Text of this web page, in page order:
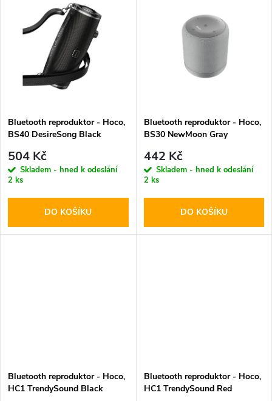
Bluetooth reproduktor - Hoco,
BS40 DesireSong Black
504 Kč
Skladem - hned k odeslání
2 ks
DO KOŠÍKU
Bluetooth reproduktor - Hoco,
BS30 NewMoon Gray
442 Kč
Skladem - hned k odeslání
2 ks
DO KOŠÍKU
Bluetooth reproduktor - Hoco,
HC1 TrendySound Black
Bluetooth reproduktor - Hoco,
HC1 TrendySound Red